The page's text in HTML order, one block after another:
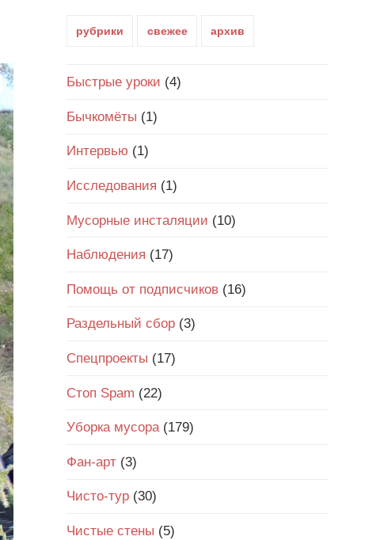
рубрики свежее архив
Быстрые уроки (4)
Бычкомёты (1)
Интервью (1)
Исследования (1)
Мусорные инсталяции (10)
Наблюдения (17)
Помощь от подписчиков (16)
Раздельный сбор (3)
Спецпроекты (17)
Стоп Spam (22)
Уборка мусора(179)
Фан-арт (3)
Чисто-тур (30)
Чистые стены (5)